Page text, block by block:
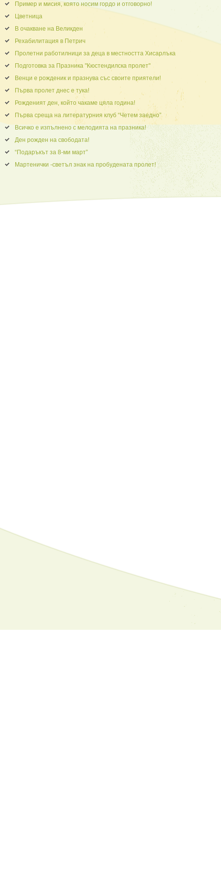
Пример и мисия, която носим гордо и отговорно!
Цветница
В очакване на Великден
Рехабилитация в Петрич
Пролетни работилници за деца в местността Хисарлъка
Подготовка за Празника "Кюстендилска пролет"
Венци е рожденик и празнува със своите приятели!
Първа пролет днес е тука!
Рожденият ден, който чакаме цяла година!
Първа среща на литературния клуб “Четем заедно”
Всичко е изпълнено с мелодията на празника!
Ден рожден на свободата!
“Подаръкът за 8-ми март”
Мартенички -светъл знак на пробудената пролет!